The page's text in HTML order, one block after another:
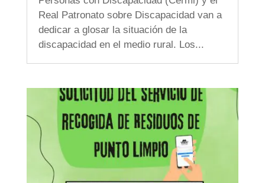
Real Patronato sobre Discapacidad van a
dedicar a glosar la situación de la
discapacidad en el medio rural. Los...